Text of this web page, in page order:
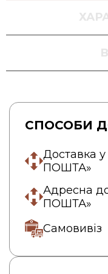
СПОСОБИ
Доставка
ПОШТА»
Адресна
ПОШТА»
Самовивіз